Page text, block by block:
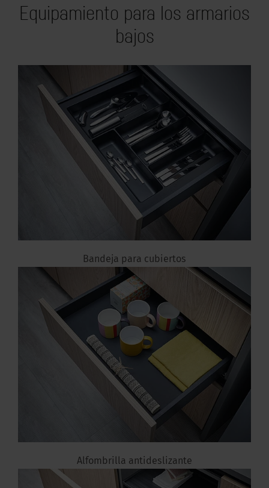
Equipamiento para los armarios
bajos
Bandeja para cubiertos
Alfombrilla antideslizante